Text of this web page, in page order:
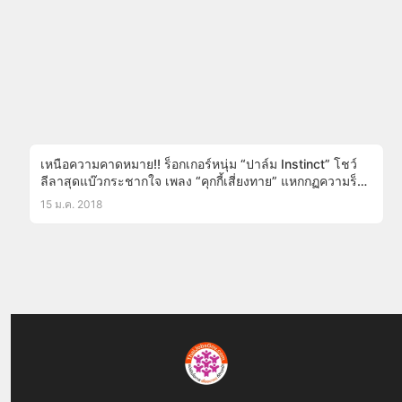
เหนือความคาดหมาย!! ร็อกเกอร์หนุ่ม “ปาล์ม Instinct” โชว์
ลีลาสุดแบ๊วกระชากใจ เพลง “คุกกี้เสี่ยงทาย” แหกกฏความร็
อก! จนลืมภาพเดิมไปเลย!(ชมคลิป)
15 ม.ค. 2018